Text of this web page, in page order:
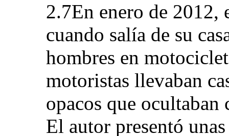
2.7En enero de 2012,
cuando salía de su
hombres en
motoristas llevaban
opacos que ocultaban
El autor presentó